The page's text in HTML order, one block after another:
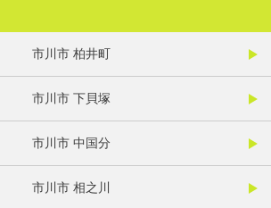
市川市 柏井町
市川市 下貝塚
市川市 中国分
市川市 相之川